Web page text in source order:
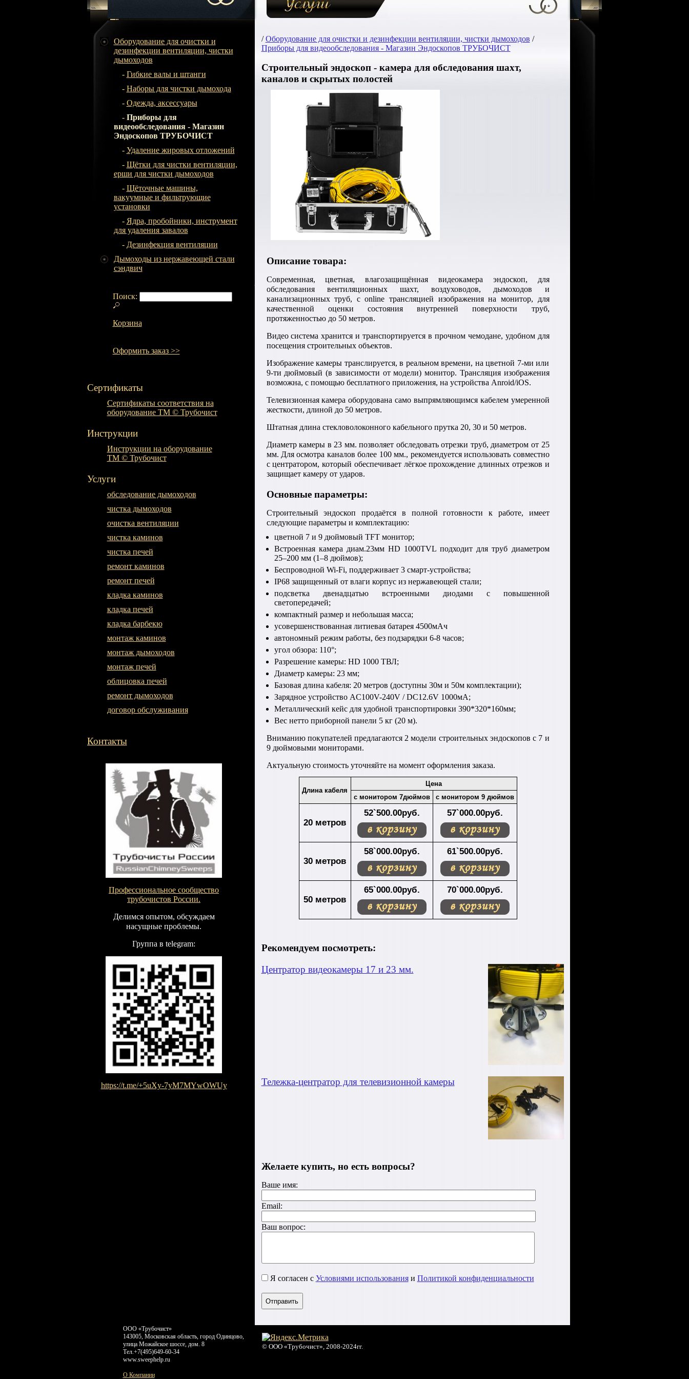
Оборудование для очистки и
дезинфекции вентиляции, чистки
дымоходов
- Гибкие валы и штанги
- Наборы для чистки дымохода
- Одежда, аксессуары
- Приборы для
видеообследования - Магазин
Эндоскопов ТРУБОЧИСТ
- Удаление жировых отложений
- Щётки для чистки вентиляции,
ерши для чистки дымоходов
- Щёточные машины,
вакуумные и фильтрующие
установки
- Ядра, пробойники, инструмент
для удаления завалов
- Дезинфекция вентиляции
Дымоходы из нержавеющей стали
сэндвич
Поиск:
Корзина
Оформить заказ >>
Сертификаты
Сертификаты соответствия на
оборудование ТМ © Трубочист
Инструкции
Инструкции на оборудование
ТМ © Трубочист
Услуги
обследование дымоходов
чистка дымоходов
очистка вентиляции
чистка каминов
чистка печей
ремонт каминов
ремонт печей
кладка каминов
кладка печей
кладка барбекю
монтаж каминов
монтаж дымоходов
монтаж печей
облицовка печей
ремонт дымоходов
договор обслуживания
Контакты
Профессиональное сообщество
трубочистов России.
Делимся опытом, обсуждаем
насущные проблемы.
Группа в telegram:
https://t.me/+5uXy-7yM7MYwOWUy
/Оборудование для очистки и дезинфекции вентиляции, чистки дымоходов /
Приборы для видеообследования - Магазин Эндоскопов ТРУБОЧИСТ
Строительный эндоскоп - камера для обследования шахт,
каналов и скрытых полостей
Описание товара:
Современная, цветная, влагозащищённая видеокамера эндоскоп, для
обследования вентиляционных шахт, воздуховодов, дымоходов и
канализационных труб, с online трансляцией изображения на монитор, для
качественной оценки состояния внутренней поверхности труб,
протяженностью до 50 метров.
Видео система хранится и транспортируется в прочном чемодане, удобном для
посещения строительных объектов.
Изображение камеры транслируется, в реальном времени, на цветной 7-ми или
9-ти дюймовый (в зависимости от модели) монитор. Трансляция изображения
возможна, с помощью бесплатного приложения, на устройства Anroid/iOS.
Телевизионная камера оборудована само выпрямляющимся кабелем умеренной
жесткости, длиной до 50 метров.
Штатная длина стекловолоконного кабельного прутка 20, 30 и 50 метров.
Диаметр камеры в 23 мм. позволяет обследовать отрезки труб, диаметром от 25
мм. Для осмотра каналов более 100 мм., рекомендуется использовать совместно
с центратором, который обеспечивает лёгкое прохождение длинных отрезков и
защищает камеру от ударов.
Основные параметры:
Строительный эндоскоп продаётся в полной готовности к работе, имеет
следующие параметры и комплектацию:
цветной 7 и 9 дюймовый TFT монитор;
Встроенная камера диам.23мм HD 1000TVL подходит для труб диаметром
25–200 мм (1–8 дюймов);
Беспроводной Wi-Fi, поддерживает 3 смарт-устройства;
IP68 защищенный от влаги корпус из нержавеющей стали;
подсветка двенадцатью встроенными диодами с повышенной
светопередачей;
компактный размер и небольшая масса;
усовершенствованная литиевая батарея 4500мАч
автономный режим работы, без подзарядки 6-8 часов;
угол обзора: 110°;
Разрешение камеры: HD 1000 ТВЛ;
Диаметр камеры: 23 мм;
Базовая длина кабеля: 20 метров (доступны 30м и 50м комплектации);
Зарядное устройство AC100V-240V / DC12.6V 1000мА;
Металлический кейс для удобной транспортировки 390*320*160мм;
Вес нетто приборной панели 5 кг (20 м).
Вниманию покупателей предлагаются 2 модели строительных эндоскопов с 7 и
9 дюймовыми мониторами.
Актуальную стоимость уточняйте на момент оформления заказа.
Длина кабеля
Цена
с монитором 7дюймов
с монитором 9 дюймов
20 метров
52`500.00руб. 57`000.00руб.
30 метров
58`000.00руб. 61`500.00руб.
50 метров
65`000.00руб. 70`000.00руб.
Рекомендуем посмотреть:
Центратор видеокамеры 17 и 23 мм.
Тележка-центратор для телевизионной камеры
Желаете купить, но есть вопросы?
Ваше имя:
Email:
Ваш вопрос:
Я согласен с Условиями использованияи Политикой конфиденциальности
ООО «Трубочист»
143005, Московская область, город Одинцово,
улица Можайское шоссе, дом. 8
Тел.+7(495)649-60-34
www.sweephelp.ru
О Компании
© ООО «Трубочист», 2008-2024гг.